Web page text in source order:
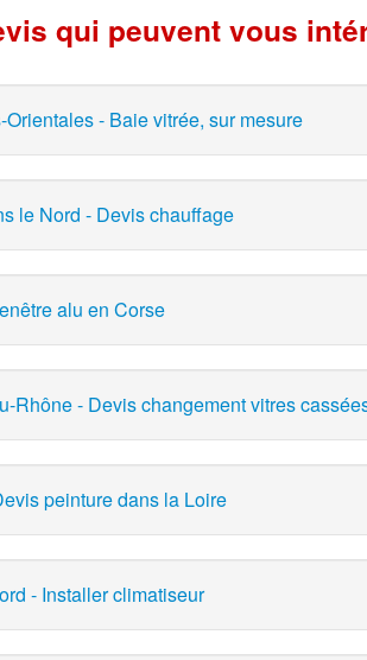
qui peuvent vous
- Baie vitrée, sur mesure
le Nord - Devis chauffage
alu en Corse
Rhône - Devis changement vitres
peinture dans la Loire
- Installer climatiseur